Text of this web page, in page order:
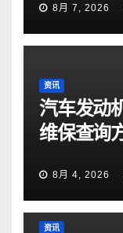
8月 7, 2026
资讯
汽车发动
维保查询
8月 4, 2026
资讯